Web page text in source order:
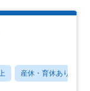
産休・育休あり